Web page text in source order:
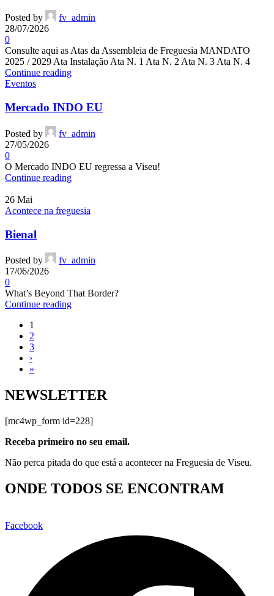
Posted by
fv_admin
28/07/2026
0
Consulte aqui as Atas da Assembleia de Freguesia MANDATO
2025 / 2029 Ata Instalação Ata N. 1 Ata N. 2 Ata N. 3 Ata N. 4
Continue reading
Eventos
Mercado INDO EU
Posted by
fv_admin
27/05/2026
0
O Mercado INDO EU regressa a Viseu!
Continue reading
26 Mai
Acontece na freguesia
Bienal
Posted by
fv_admin
17/06/2026
0
What’s Beyond That Border?
Continue reading
1
2
3
›
»
NEWSLETTER
[mc4wp_form id=228]
Receba primeiro no seu email.
Não perca pitada do que está a acontecer na Freguesia de Viseu.
ONDE TODOS SE ENCONTRAM
Facebook